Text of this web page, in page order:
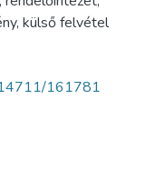
, külső felvétel
161781